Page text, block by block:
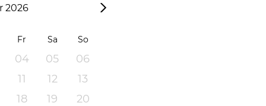
2026
Fr Sa So
04 05
06
11 12
13
18 19
20